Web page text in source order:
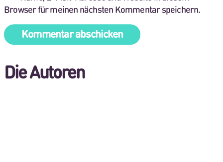
Browser für meinen nächsten Kommentar speichern.
Die Autoren